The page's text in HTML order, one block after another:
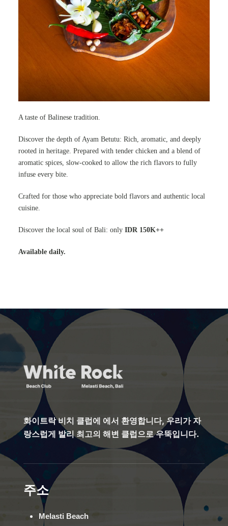
A taste of Balinese tradition.
Discover the depth of Ayam Betutu: Rich, aromatic, and deeply
rooted in heritage. Prepared with tender chicken and a blend of
aromatic spices, slow-cooked to allow the rich flavors to fully
infuse every bite.
Crafted for those who appreciate bold flavors and authentic local
cuisine.
Discover the local soul of Bali: only IDR 150K++
Available daily.
화이트락 비치 클럽에 에서 환영합니다, 우리가 자
랑스럽게 발리 최고의 해변 클럽으로 우뚝입니다.
주소
Melasti Beach